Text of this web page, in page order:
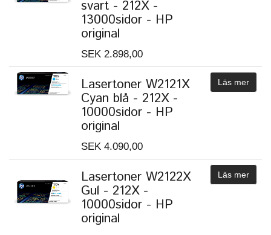
svart - 212X -
13000sidor - HP
original
SEK 2.898,00
Lasertoner W2121X
Cyan blå - 212X -
10000sidor - HP
original
SEK 4.090,00
Läs mer
Lasertoner W2122X
Gul - 212X -
10000sidor - HP
original
Läs mer